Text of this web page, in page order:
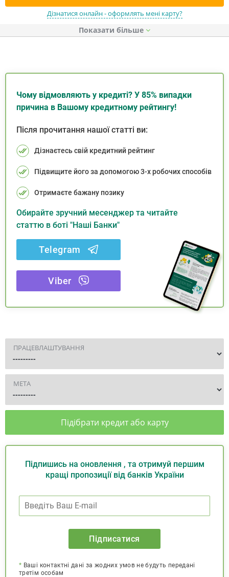
Дізнатися онлайн - оформлять мені карту?
Показати
Чому відмовляють у кредиті? У 85% випадки
причина в Вашому кредитному рейтингу!
Після прочитання нашої статті ви:
Дізнаєтесь свій кредитний рейтинг
Підвищите його за допомогою 3-х робочих способів
Отримаєте бажану позику
Обирайте зручний месенджер та читайте
статтю в боті "Наші Банки"
Telegram
Viber
ПРАЦЕВЛАШТУВАННЯ
МЕТА
Підібрати кредит або карту
Підпишись на оновлення , та отримуй першим
кращі пропозиції від банків України
Підписатися
* Ваші контактні дані за жодних умов не будуть передані
третім особам